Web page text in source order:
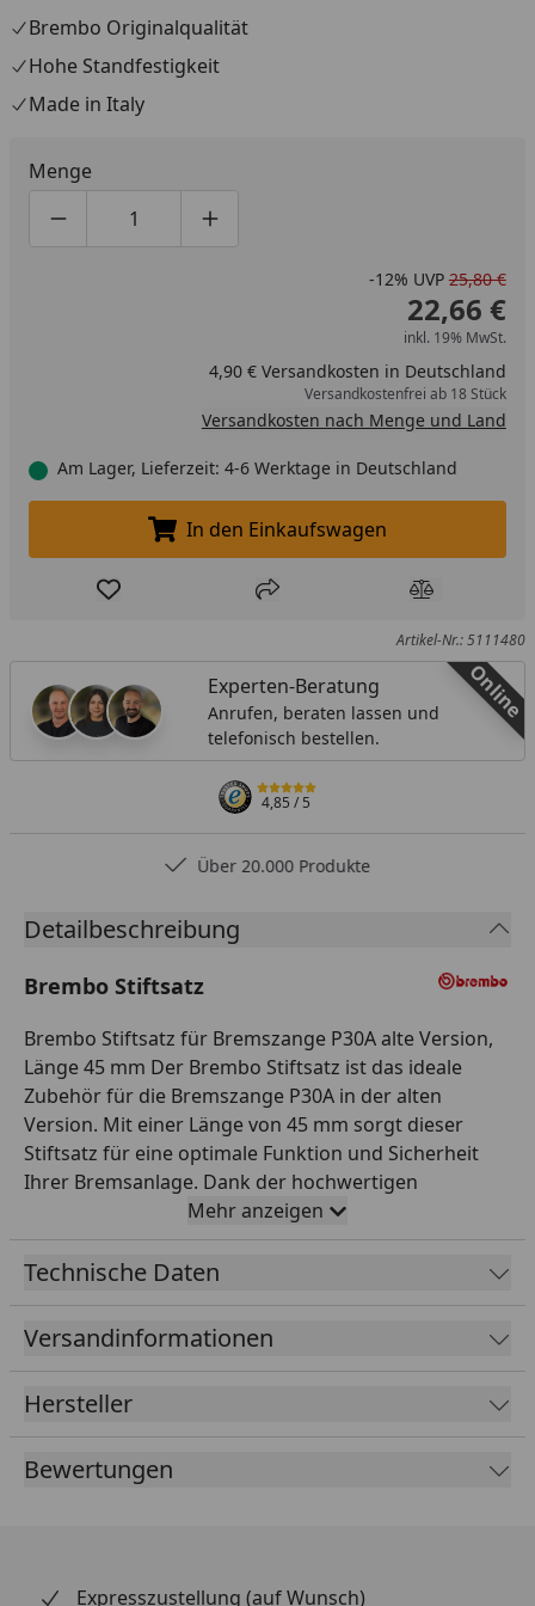
Brembo Originalqualität
Hohe Standfestigkeit
Made in Italy
Menge
Produktmenge um eins verringern
Produktmenge manuell eingeben
Produktmenge um eins erhöhen
-12% UVP 25,80 €
22,66 €
inkl. 19% MwSt.
4,90 € Versandkosten in Deutschland
Versandkostenfrei ab 18 Stück
Versandkosten nach Menge und Land
Am Lager, Lieferzeit: 4-6 Werktage in Deutschland
In den Einkaufswagen legen
In den Einkaufswagen
Produkt zur Wunschliste hinzufügen
Teilen Produkt
Artikel-Nr.: 5111480
Online
Experten-Beratung
Anrufen, beraten lassen und
telefonisch bestellen.
4,85/ 5
Über 20.000 Produkte
Detailbeschreibung
Brembo Stiftsatz
Brembo Stiftsatz für Bremszange P30A alte Version,
Länge 45 mm Der Brembo Stiftsatz ist das ideale
Zubehör für die Bremszange P30A in der alten
Version. Mit einer Länge von 45 mm sorgt dieser
Stiftsatz für eine optimale Funktion und Sicherheit
Ihrer Bremsanlage. Dank der hochwertigen
Verarbeitung und Materialien bietet der Brembo
Stiftsatz eine zuverlässige Leistung und eine lange
Lebensdauer. Die präzise Passform gewährleistet
dem Brembo Stiftsatz können Sie sicher sein, dass
Ihre Bremsanlage stets einwandfrei funktioniert. Der
um mögliche Probleme bei der Bremswirkung zu
vermeiden. Der Brembo Stiftsatz wird mit allem
benötigten Zubehör geliefert, um Ihnen die Montage
Mehr anzeigen
Technische Daten
Versandinformationen
Hersteller
Bewertungen
Expresszustellung (auf Wunsch)